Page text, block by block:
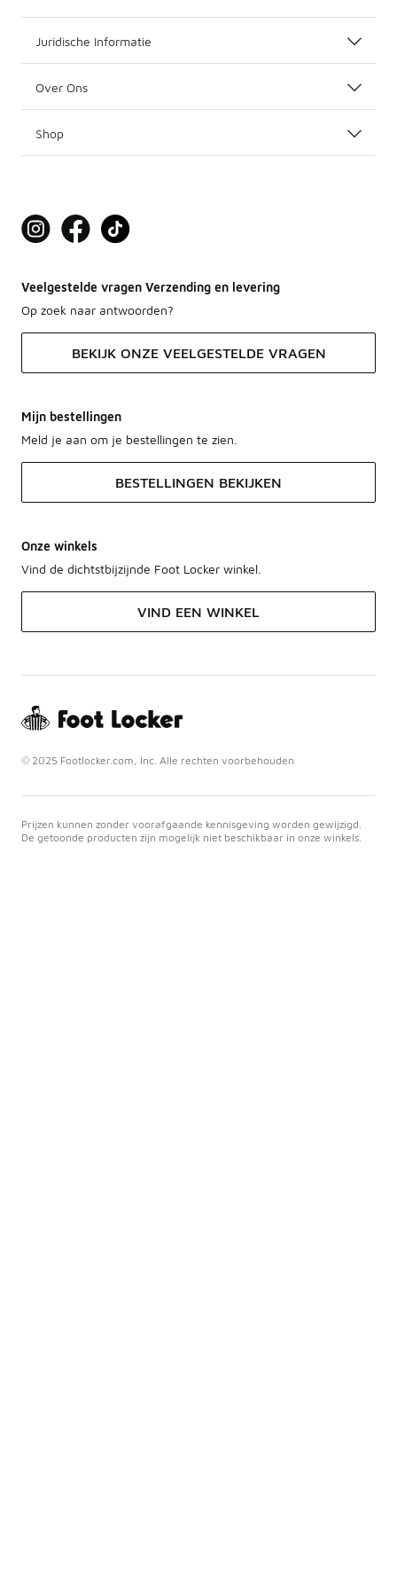
Juridische Informatie
Over Ons
Shop
Veelgestelde vragen Verzending en levering
Op zoek naar antwoorden?
BEKIJK ONZE VEELGESTELDE VRAGEN
Mijn bestellingen
Meld je aan om je bestellingen te zien.
BESTELLINGEN BEKIJKEN
Onze winkels
Vind de dichtstbijzijnde Foot Locker winkel.
VIND EEN WINKEL
© 2025 Footlocker.com, Inc. Alle rechten voorbehouden
Prijzen kunnen zonder voorafgaande kennisgeving worden gewijzigd.
De getoonde producten zijn mogelijk niet beschikbaar in onze winkels.